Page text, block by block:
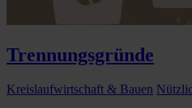
Trennungsgründe
Kreislaufwirtschaft & Bauen